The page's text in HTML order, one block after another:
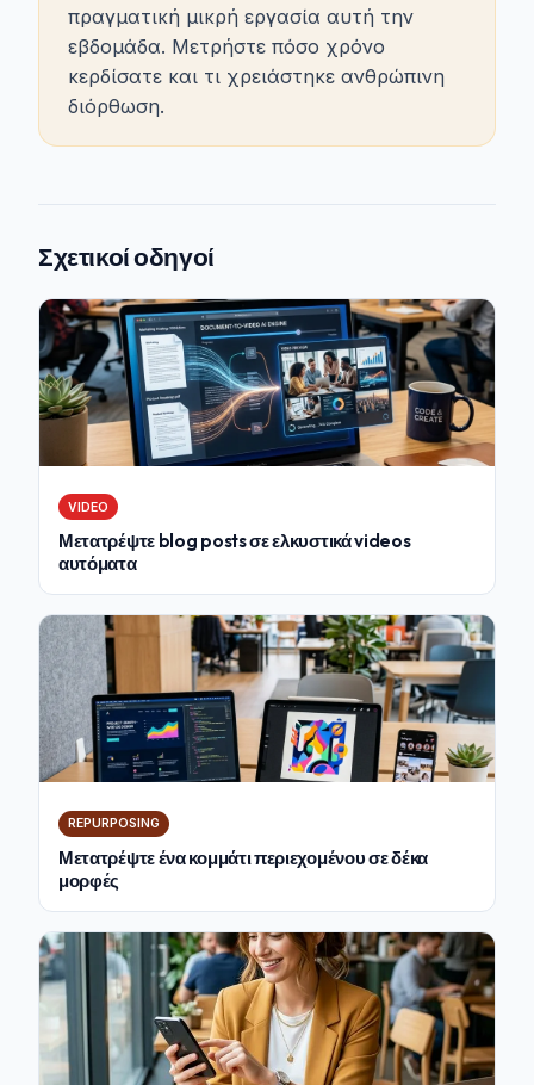
πραγματική μικρή εργασία αυτή την
εβδομάδα. Μετρήστε πόσο χρόνο
κερδίσατε και τι χρειάστηκε ανθρώπινη
διόρθωση.
Σχετικοί οδηγοί
VIDEO
Μετατρέψτε blog posts σε ελκυστικά videos
αυτόματα
REPURPOSING
Μετατρέψτε ένα κομμάτι περιεχομένου σε δέκα
μορφές